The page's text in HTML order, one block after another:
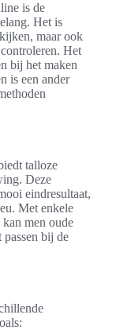
is de
Het is
maar ook
Het
bij het maken
is een ander
talloze
Deze
eindresultaat,
Met enkele
kan men oude
bij de